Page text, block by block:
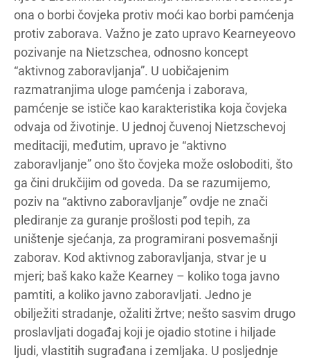
ona o borbi čovjeka protiv moći kao borbi pamćenja
protiv zaborava. Važno je zato upravo Kearneyeovo
pozivanje na Nietzschea, odnosno koncept
“aktivnog zaboravljanja”. U uobičajenim
razmatranjima uloge pamćenja i zaborava,
pamćenje se ističe kao karakteristika koja čovjeka
odvaja od životinje. U jednoj čuvenoj Nietzschevoj
meditaciji, međutim, upravo je “aktivno
zaboravljanje” ono što čovjeka može osloboditi, što
ga čini drukčijim od goveda. Da se razumijemo,
poziv na “aktivno zaboravljanje” ovdje ne znači
plediranje za guranje prošlosti pod tepih, za
uništenje sjećanja, za programirani posvemašnji
zaborav. Kod aktivnog zaboravljanja, stvar je u
mjeri; baš kako kaže Kearney – koliko toga javno
pamtiti, a koliko javno zaboravljati. Jedno je
obilježiti stradanje, ožaliti žrtve; nešto sasvim drugo
proslavljati događaj koji je ojadio stotine i hiljade
ljudi, vlastitih sugrađana i zemljaka. U posljednje